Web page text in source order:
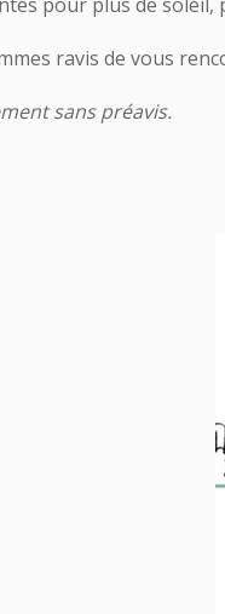
ravis de vous
sans préavis.